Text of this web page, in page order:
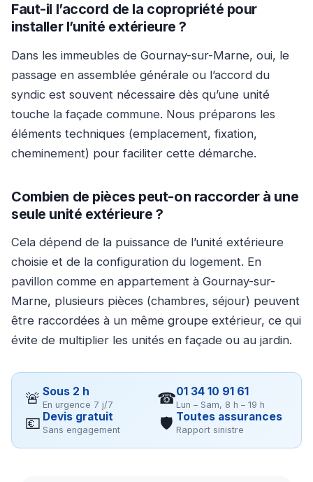
Faut-il l’accord de la copropriété pour
installer l’unité extérieure ?
Dans les immeubles de Gournay-sur-Marne, oui, le
passage en assemblée générale ou l’accord du
syndic est souvent nécessaire dès qu’une unité
touche la façade commune. Nous préparons les
éléments techniques (emplacement, fixation,
cheminement) pour faciliter cette démarche.
Combien de pièces peut-on raccorder à une
seule unité extérieure ?
Cela dépend de la puissance de l’unité extérieure
choisie et de la configuration du logement. En
pavillon comme en appartement à Gournay-sur-
Marne, plusieurs pièces (chambres, séjour) peuvent
être raccordées à un même groupe extérieur, ce qui
évite de multiplier les unités en façade ou au jardin.
🚨 Sous 2 h
En urgence 7 j/7 ☎01 34 10 91 61
Lun – Sam, 8 h – 19 h
💶 Devis gratuit
Sans engagement 🛡 Toutes assurances
Rapport sinistre